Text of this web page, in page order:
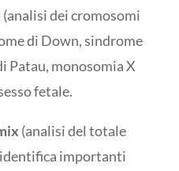
(analisi dei cromosomi
di Down, sindrome
Patau, monosomia X
fetale.
(analisi del totale
importanti